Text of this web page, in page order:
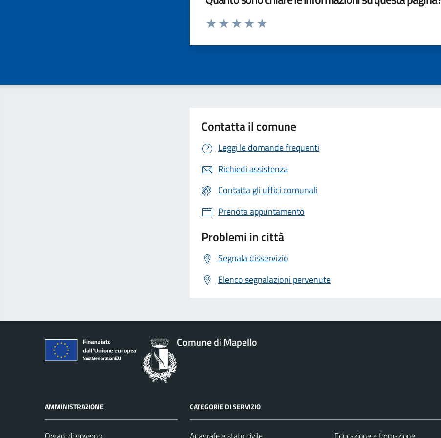
Valuta da 1 a 5 stelle la pagina
Contatta il comune
Leggi le domande frequenti
Richiedi assistenza
Contatta gli uffici comunali
Prenota appuntamento
Problemi in città
Segnala disservizio
Elenco segnalazioni pervenute
Comune di Mapello
AMMINISTRAZIONE CATEGORIE DI SERVIZIO